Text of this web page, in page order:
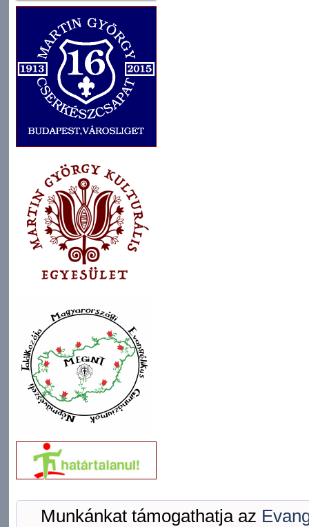
Munkánkat támogathatja az